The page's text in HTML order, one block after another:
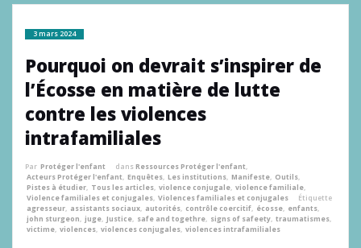
3 mars 2024
Pourquoi on devrait s’inspirer de
l’Écosse en matière de lutte
contre les violences
intrafamiliales
Par Protéger l'enfant dansRessources Protéger l'enfant,
Acteurs Protéger l'enfant, Enquêtes, Les institutions, Manifeste, Outils,
Pistes à étudier, Tous les articles, violence conjugale, violence familiale,
Violence familiales et conjugales, Violences familiales et conjugales
Étiquette
agresseur, assistants sociaux, autorités, contrôle coercitif, écosse, enfants,
john sturgeon, juge, Justice, safe and togethre, signs of safeety, traumatismes,
victime, violences, violences conjugales, violences intrafamiliales